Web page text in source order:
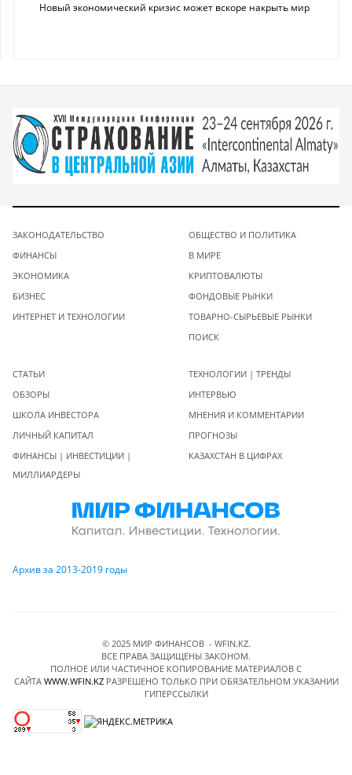
Новый экономический кризис может вскоре накрыть мир
ЗАКОНОДАТЕЛЬСТВО
ФИНАНСЫ
ЭКОНОМИКА
БИЗНЕС
ИНТЕРНЕТ И ТЕХНОЛОГИИ
ОБЩЕСТВО И ПОЛИТИКА
В МИРЕ
КРИПТОВАЛЮТЫ
ФОНДОВЫЕ РЫНКИ
ТОВАРНО-СЫРЬЕВЫЕ РЫНКИ
ПОИСК
СТАТЬИ
ОБЗОРЫ
ШКОЛА ИНВЕСТОРА
ЛИЧНЫЙ КАПИТАЛ
ФИНАНСЫ | ИНВЕСТИЦИИ |
МИЛЛИАРДЕРЫ
ТЕХНОЛОГИИ | ТРЕНДЫ
ИНТЕРВЬЮ
МНЕНИЯ И КОММЕНТАРИИ
ПРОГНОЗЫ
КАЗАХСТАН В ЦИФРАХ
Архив за 2013-2019 годы
© 2025 МИР ФИНАНСОВ - WFIN.KZ.
ВСЕ ПРАВА ЗАЩИЩЕНЫ ЗАКОНОМ.
ПОЛНОЕ ИЛИ ЧАСТИЧНОЕ КОПИРОВАНИЕ МАТЕРИАЛОВ C
САЙТА WWW.WFIN.KZРАЗРЕШЕНО ТОЛЬКО ПРИ ОБЯЗАТЕЛЬНОМ УКАЗАНИИ
ГИПЕРССЫЛКИ